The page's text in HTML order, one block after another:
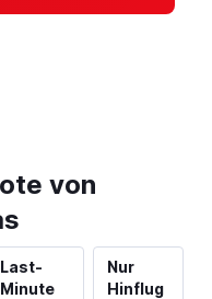
von
Last-
Minute
Nur
Hinflug